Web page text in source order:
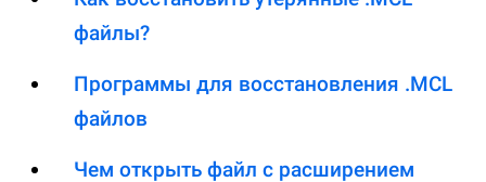
файлы?
Программы для восстановления .MCL
файлов
Чем открыть файл с расширением